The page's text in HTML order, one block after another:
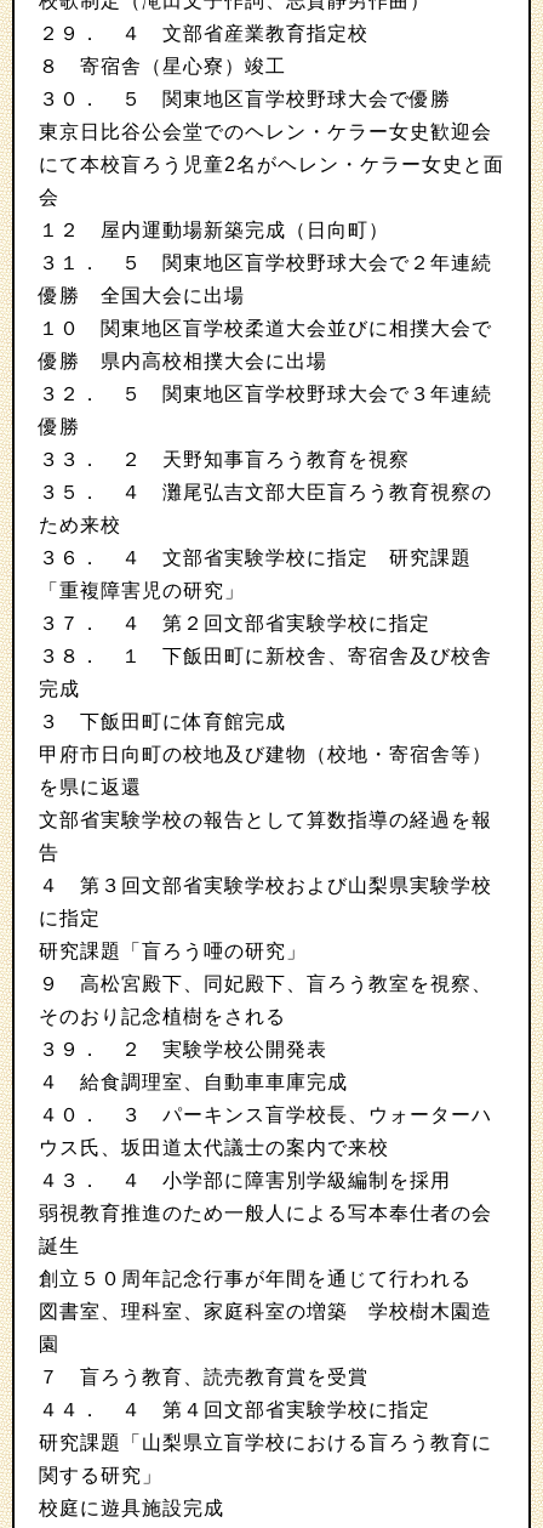
２９． ４ 文部省産業教育指定校
８ 寄宿舎（星心寮）竣工
３０． ５ 関東地区盲学校野球大会で優勝
東京日比谷公会堂でのヘレン・ケラー女史歓迎会
にて本校盲ろう児童2名がヘレン・ケラー女史と面
会
１２ 屋内運動場新築完成（日向町）
３１． ５ 関東地区盲学校野球大会で２年連続
優勝 全国大会に出場
１０ 関東地区盲学校柔道大会並びに相撲大会で
優勝 県内高校相撲大会に出場
３２． ５ 関東地区盲学校野球大会で３年連続
優勝
３３． ２ 天野知事盲ろう教育を視察
３５． ４ 灘尾弘吉文部大臣盲ろう教育視察の
ため来校
３６． ４ 文部省実験学校に指定 研究課題
「重複障害児の研究」
３７． ４ 第２回文部省実験学校に指定
３８． １ 下飯田町に新校舎、寄宿舎及び校舎
完成
３ 下飯田町に体育館完成
甲府市日向町の校地及び建物（校地・寄宿舎等）
を県に返還
文部省実験学校の報告として算数指導の経過を報
告
４ 第３回文部省実験学校および山梨県実験学校
に指定
研究課題「盲ろう唖の研究」
９ 高松宮殿下、同妃殿下、盲ろう教室を視察、
そのおり記念植樹をされる
３９． ２ 実験学校公開発表
４ 給食調理室、自動車車庫完成
４０． ３ パーキンス盲学校長、ウォーターハ
ウス氏、坂田道太代議士の案内で来校
４３． ４ 小学部に障害別学級編制を採用
弱視教育推進のため一般人による写本奉仕者の会
誕生
創立５０周年記念行事が年間を通じて行われる
図書室、理科室、家庭科室の増築 学校樹木園造
園
７ 盲ろう教育、読売教育賞を受賞
４４． ４ 第４回文部省実験学校に指定
研究課題「山梨県立盲学校における盲ろう教育に
関する研究」
校庭に遊具施設完成